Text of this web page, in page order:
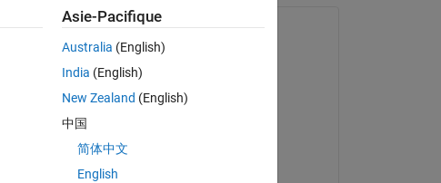
Tu Nguyen
le 4 Mar 2022
le 18 Jan 2025
Asie-Pacifique
Australia (English)
India (English)
New Zealand (English)
中国
简体中文
English